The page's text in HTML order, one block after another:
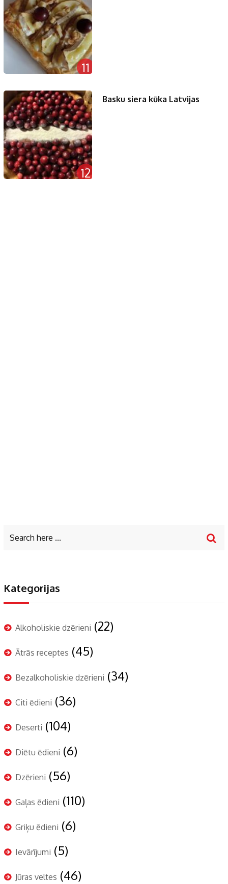
11
12
Basku siera kūka Latvijas
Kategorijas
Alkoholiskie dzērieni (22)
Ātrās receptes (45)
Bezalkoholiskie dzērieni (34)
Citi ēdieni (36)
Deserti (104)
Diētu ēdieni (6)
Dzērieni (56)
Gaļas ēdieni (110)
Griķu ēdieni (6)
Ievārījumi (5)
Jūras veltes (46)